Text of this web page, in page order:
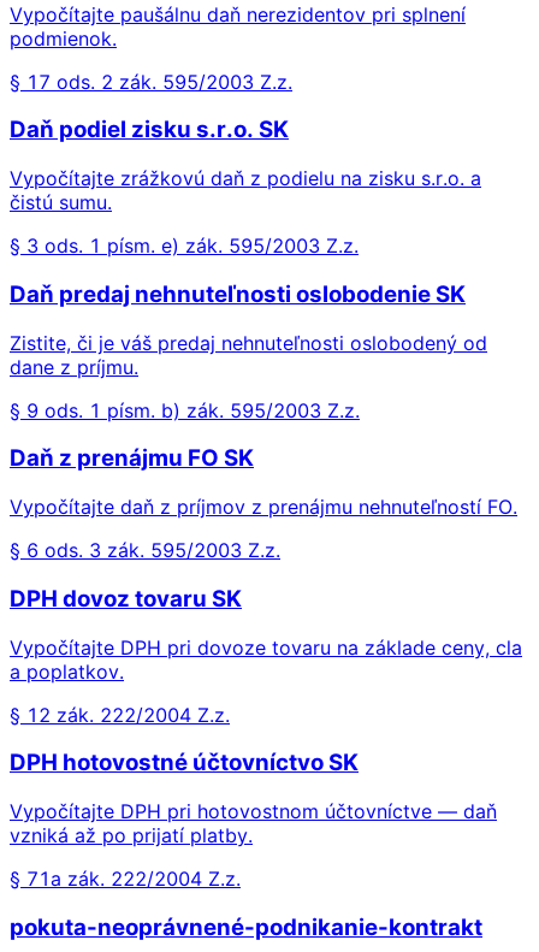
Vypočítajte paušálnu daň nerezidentov pri splnení
podmienok.
§ 17 ods. 2 zák. 595/2003 Z.z.
Daň podiel zisku s.r.o. SK
Vypočítajte zrážkovú daň z podielu na zisku s.r.o. a
čistú sumu.
§ 3 ods. 1 písm. e) zák. 595/2003 Z.z.
Daň predaj nehnuteľnosti oslobodenie SK
Zistite, či je váš predaj nehnuteľnosti oslobodený od
dane z príjmu.
§ 9 ods. 1 písm. b) zák. 595/2003 Z.z.
Daň z prenájmu FO SK
Vypočítajte daň z príjmov z prenájmu nehnuteľností FO.
§ 6 ods. 3 zák. 595/2003 Z.z.
DPH dovoz tovaru SK
Vypočítajte DPH pri dovoze tovaru na základe ceny, cla
a poplatkov.
§ 12 zák. 222/2004 Z.z.
DPH hotovostné účtovníctvo SK
Vypočítajte DPH pri hotovostnom účtovníctve — daň
vzniká až po prijatí platby.
§ 71a zák. 222/2004 Z.z.
pokuta-neoprávnené-podnikanie-kontrakt